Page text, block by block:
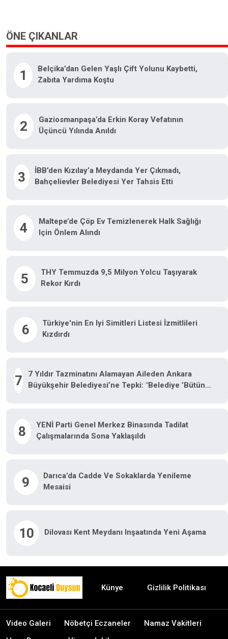
ÖNE ÇIKANLAR
1
Belçika’dan Gelen Yaşlı Çift Yolunu Kaybetti,
Zabıta Yardıma Koştu
2
Gaziosmanpaşa’da Erkin Koray Vefatının
Üçüncü Yılında Anıldı
3
İBB’den Kızılay’a Meydanda Yer Çıkmadı,
Bahçelievler Belediyesi Yer Tahsis Etti
4
Maltepe’de Çöp Ev Temizlenerek Halk Sağlığı
Için Önlem Alındı
5
THY Temmuzda 9,5 Milyon Yolcu Taşıyarak
Rekor Kırdı
6
Türkiye'nin En Iyi Simitleri Listesi İzmitlileri
Kızdırdı
7
7 Yıldır Tazminatını Alamayan Aileden Ankara
Büyükşehir Belediyesi’ne Tepki: "Belediye ’Bütün
8
YENİ Parti Genel Merkez Binasında Tadilat
Çalışmalarında Sona Yaklaşıldı
9
Darıca’da Cadde Ve Sokaklarda Yenileme
Mesaisi
10 Dilovası Kent Meydanı Inşaatında Yeni Aşama
Künye Gizlilik Politikası
Video Galeri Nöbetçi Eczaneler
Namaz Vakitleri